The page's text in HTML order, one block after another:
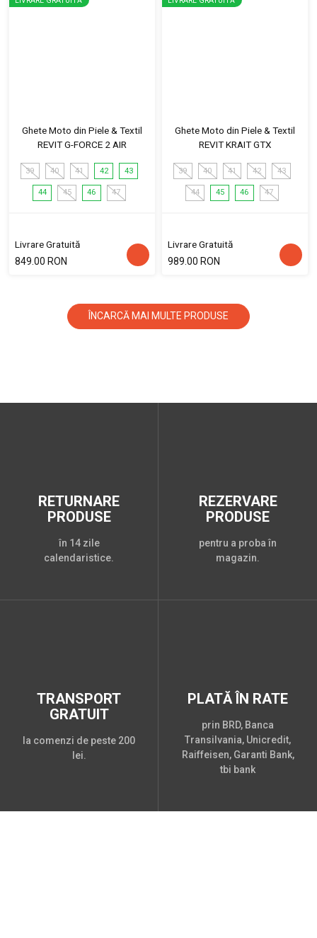
Ghete Moto din Piele & Textil
REVIT G-FORCE 2 AIR
39 40 41 42 43
44 45 46 47
Livrare Gratuită
849.00 RON
Ghete Moto din Piele & Textil
REVIT KRAIT GTX
39 40 41 42 43
44 45 46 47
Livrare Gratuită
989.00 RON
ÎNCARCĂ MAI MULTE PRODUSE
RETURNARE
PRODUSE
în 14 zile
calendaristice.
REZERVARE
PRODUSE
pentru a proba în
magazin.
TRANSPORT
GRATUIT
la comenzi de peste 200
lei.
PLATĂ ÎN RATE
prin BRD, Banca
Transilvania, Unicredit,
Raiffeisen, Garanti Bank,
tbi bank